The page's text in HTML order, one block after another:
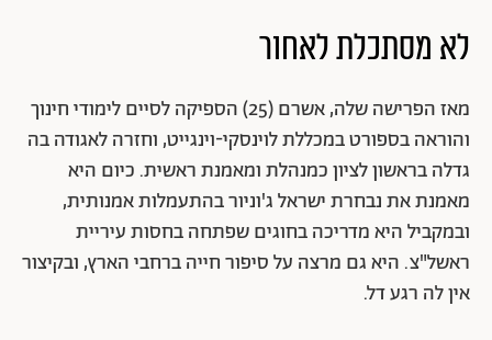
לא מסתכלת לאחור
מאז הפרישה שלה, אשרם (25) הספיקה לסיים לימודי חינוך
והוראה בספורט במכללת לוינסקי-וינגייט, וחזרה לאגודה בה
גדלה בראשון לציון כמנהלת ומאמנת ראשית. כיום היא
מאמנת את נבחרת ישראל ג'וניור בהתעמלות אמנותית,
ובמקביל היא מדריכה בחוגים שפתחה בחסות עיריית
ראשל"צ. היא גם מרצה על סיפור חייה ברחבי הארץ, ובקיצור
אין לה רגע דל.